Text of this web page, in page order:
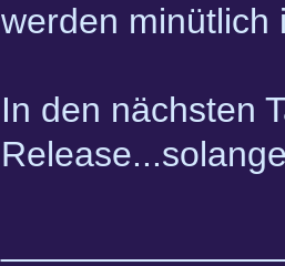
werden
In den nächsten